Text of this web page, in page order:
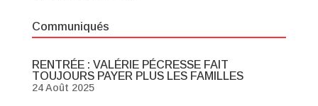
Communiqués
RENTRÉE : VALÉRIE PÉCRESSE FAIT
TOUJOURS PAYER PLUS LES FAMILLES
24 Août 2025